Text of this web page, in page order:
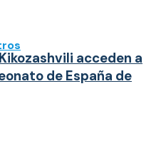
acceden a
de España de